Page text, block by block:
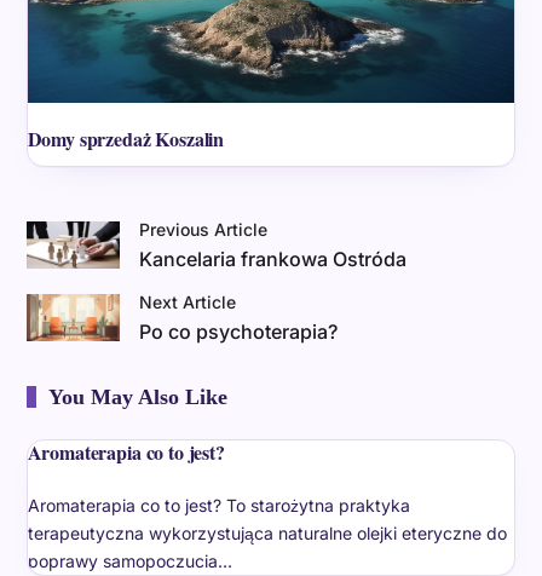
Domy sprzedaż Koszalin
Previous Article
Kancelaria frankowa Ostróda
Next Article
Po co psychoterapia?
You May Also Like
Aromaterapia co to jest?
Aromaterapia co to jest? To starożytna praktyka
terapeutyczna wykorzystująca naturalne olejki eteryczne do
poprawy samopoczucia…